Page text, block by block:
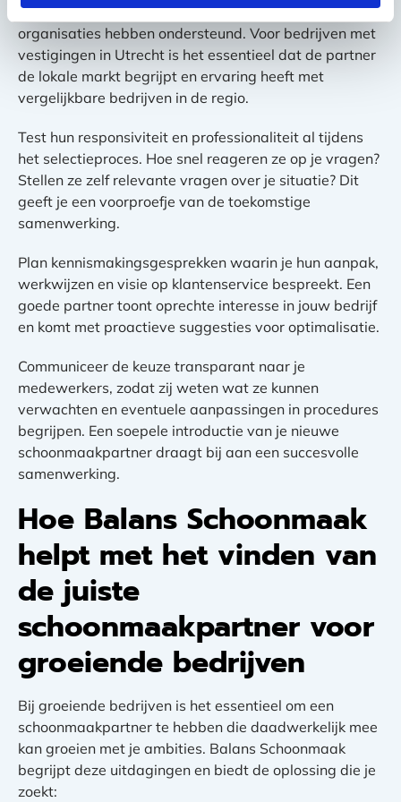
concrete voorbeelden van hoe ze andere groeiende
organisaties hebben ondersteund. Voor bedrijven met
vestigingen in Utrecht is het essentieel dat de partner
de lokale markt begrijpt en ervaring heeft met
vergelijkbare bedrijven in de regio.
Test hun responsiviteit en professionaliteit al tijdens
het selectieproces. Hoe snel reageren ze op je vragen?
Stellen ze zelf relevante vragen over je situatie? Dit
geeft je een voorproefje van de toekomstige
samenwerking.
Plan kennismakingsgesprekken waarin je hun aanpak,
werkwijzen en visie op klantenservice bespreekt. Een
goede partner toont oprechte interesse in jouw bedrijf
en komt met proactieve suggesties voor optimalisatie.
Communiceer de keuze transparant naar je
medewerkers, zodat zij weten wat ze kunnen
verwachten en eventuele aanpassingen in procedures
begrijpen. Een soepele introductie van je nieuwe
schoonmaakpartner draagt bij aan een succesvolle
samenwerking.
Hoe Balans Schoonmaak
helpt met het vinden van
de juiste
schoonmaakpartner voor
groeiende bedrijven
Bij groeiende bedrijven is het essentieel om een
schoonmaakpartner te hebben die daadwerkelijk mee
kan groeien met je ambities. Balans Schoonmaak
begrijpt deze uitdagingen en biedt de oplossing die je
zoekt: